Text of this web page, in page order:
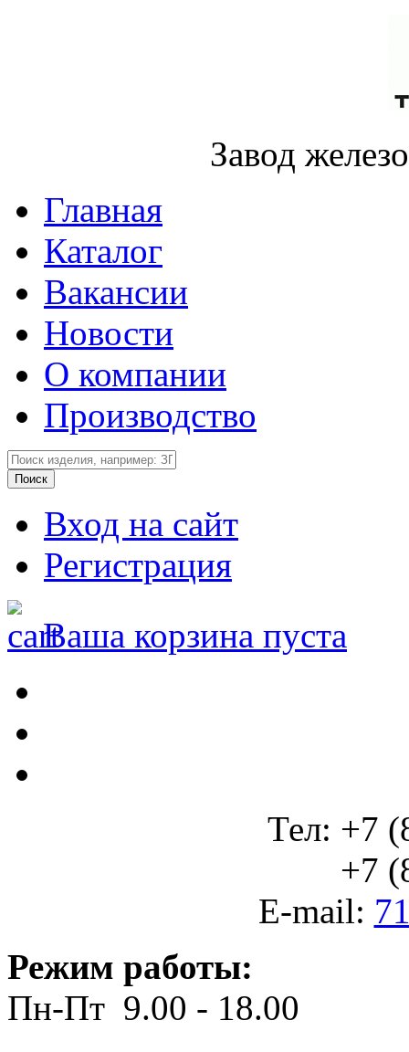
Завод
Главная
Каталог
Вакансии
Новости
О компании
Производство
Вход на сайт
Регистрация
Ваша корзина пуста
Тел: +7
+7
E-mail:
Режим работы:
Пн-Пт 9.00 - 18.00